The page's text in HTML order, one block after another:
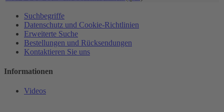
Suchbegriffe
Datenschutz und Cookie-Richtlinien
Erweiterte Suche
Bestellungen und Rücksendungen
Kontaktieren Sie uns
Informationen
Videos